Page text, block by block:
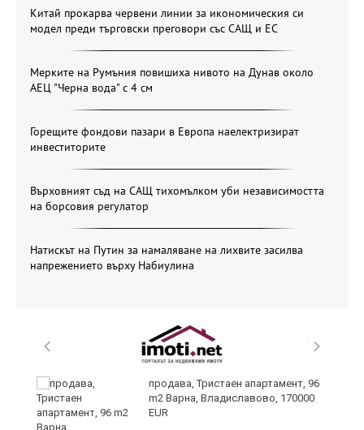
Китай прокарва червени линии за икономическия си
модел преди търговски преговори със САЩ и ЕС
Мерките на Румъния повишиха нивото на Дунав около
АЕЦ "Черна вода" с 4 см
Горещите фондови пазари в Европа наелектризират
инвеститорите
Върховният съд на САЩ тихомълком уби независимостта
на борсовия регулатор
Натискът на Путин за намаляване на лихвите засилва
напрежението върху Набиулина
продава, Тристаен апартамент, 96
m2 Варна, Владиславово, 170000
EUR